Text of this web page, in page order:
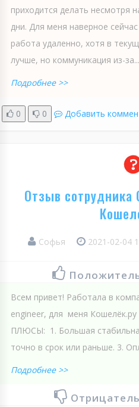
приходится делать несмотря
дни. Для меня наверное
работа удаленно, хотя в
лучше, но коммуникация из-за...
Подробнее >>
0 0 Добавить
Отзыв сотрудника
Софья 2021-02-04
Всем привет! Работала в
engineer, для меня Кошелёк.ру
ПЛЮСЫ: 1. Большая
точно в срок или раньше. 3.
Подробнее >>